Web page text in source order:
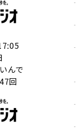
んで
回